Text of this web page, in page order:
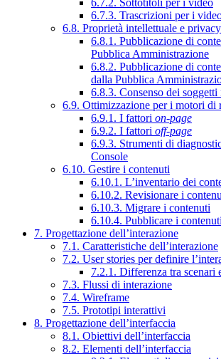
6.7.2. Sottotitoli per i video
6.7.3. Trascrizioni per i
6.8. Proprietà intellettuale e privacy
6.8.1. Pubblicazione di
Pubblica Amministrazione
6.8.2. Pubblicazione di
dalla Pubblica
6.8.3. Consenso dei soggetti
6.9. Ottimizzazione per i motori di
6.9.1. I fattori on-page
6.9.2. I fattori off-page
6.9.3. Strumenti di
Console
6.10. Gestire i contenuti
6.10.1. L’inventario dei
6.10.2. Revisionare i
6.10.3. Migrare i contenuti
6.10.4. Pubblicare i contenuti
7. Progettazione dell’interazione
7.1. Caratteristiche dell’interazione
7.2. User stories per definire
7.2.1. Differenza tra scenari
7.3. Flussi di interazione
7.4. Wireframe
7.5. Prototipi interattivi
8. Progettazione dell’interfaccia
8.1. Obiettivi dell’interfaccia
8.2. Elementi dell’interfaccia